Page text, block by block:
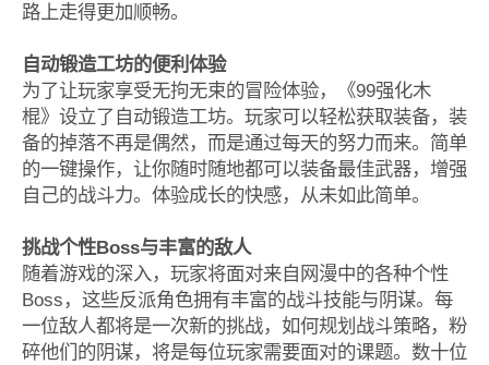
路上走得更加顺畅。
自动锻造工坊的便利体验
为了让玩家享受无拘无束的冒险体验，《99强化木
棍》设立了自动锻造工坊。玩家可以轻松获取装备，装
备的掉落不再是偶然，而是通过每天的努力而来。简单
的一键操作，让你随时随地都可以装备最佳武器，增强
自己的战斗力。体验成长的快感，从未如此简单。
挑战个性Boss与丰富的敌人
随着游戏的深入，玩家将面对来自网漫中的各种个性
Boss，这些反派角色拥有丰富的战斗技能与阴谋。每
一位敌人都将是一次新的挑战，如何规划战斗策略，粉
碎他们的阴谋，将是每位玩家需要面对的课题。数十位